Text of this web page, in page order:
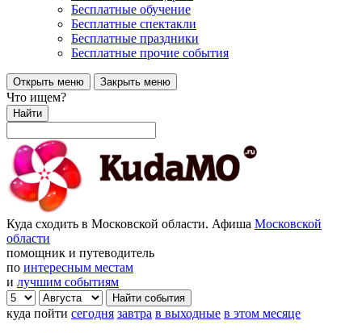
Бесплатные обучение
Бесплатные спектакли
Бесплатные праздники
Бесплатные прочие события
Открыть меню Закрыть меню
Что ищем?
Найти
Куда сходить в Московской области. Афиша Московской
области
помощник и путеводитель
по интересным местам
и лучшим событиям
куда пойти сегодня завтра в выходные в этом месяце